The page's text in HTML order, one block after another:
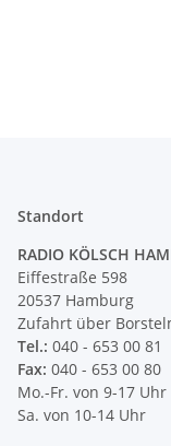
Standort
RADIO KÖLSCH
Eiffestraße 598
20537 Hamburg
Zufahrt über
Tel.: 040 - 653 00 81
Fax: 040 - 653 00 80
Mo.-Fr. von 9-17 Uhr
Sa. von 10-14 Uhr